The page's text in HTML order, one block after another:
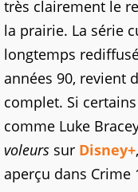
très clairement le
la prairie. La série
longtemps
années 90, revient
complet. Si
comme Luke
voleurs sur Disney+
aperçu dans Crime